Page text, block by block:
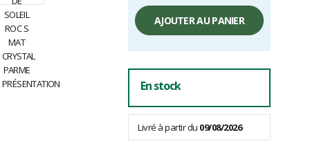
Prix
unitaire,
hors
frais
AJOUTER AU PANIER
En stock
Livré à partir du 09/08/2026